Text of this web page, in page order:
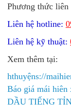
Phương thức liên
Liên hệ hotline:
Liên hệ kỹ thuật:
Xem thêm tại:
hthuyệns://
Báo giá mái hiên
DẦU TIẾNG